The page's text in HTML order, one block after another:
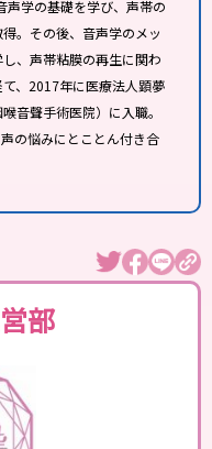
声学の基礎を学び、声帯の
。その後、音声学のメッ
、声帯粘膜の再生に関わ
、2017年に医療法人顕夢
音聲手術医院）に入職。
の悩みにとことん付き合
部